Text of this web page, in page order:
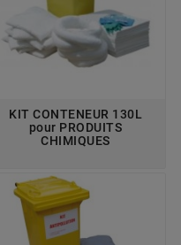
KIT CONTENEUR 130L
pour PRODUITS
CHIMIQUES